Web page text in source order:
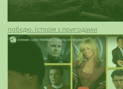
побєдю. Історія з пригодами